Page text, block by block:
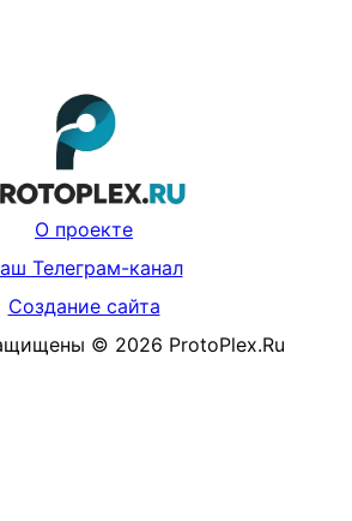
О проекте
Телеграм-канал
Создание сайта
© 2026 ProtoPlex.Ru